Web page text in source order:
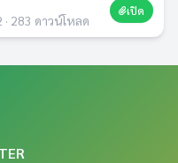
283 ดาวน์โหลด
เปิด